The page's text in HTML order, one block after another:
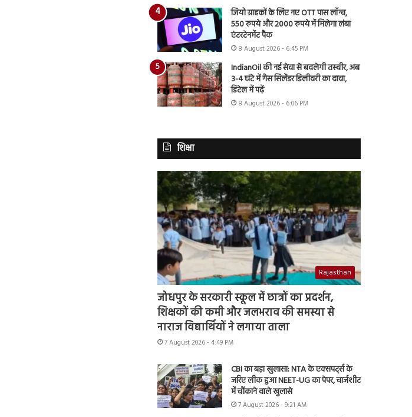
जियो ग्राहकों के लिए नए OTT पास लॉन्च,
550 रुपये और 2000 रुपये में मिलेगा लंबा
एंटरटेनमेंट पैक
8 August 2026 - 6:45 PM
IndianOil की नई सेवा से बदलेगी तस्वीर, अब
3-4 घंटे में गैस सिलेंडर डिलीवरी का दावा,
डिटेल में पढ़ें
8 August 2026 - 6:06 PM
शिक्षा
Rajasthan
जोधपुर के सरकारी स्कूल में छात्रों का प्रदर्शन,
शिक्षकों की कमी और जलभराव की समस्या से
नाराज विद्यार्थियों ने लगाया ताला
7 August 2026 - 4:49 PM
CBI का बड़ा खुलासा: NTA के एक्सपर्ट्स के
जरिए लीक हुआ NEET-UG का पेपर, चार्जशीट
में चौंकाने वाले खुलासे
7 August 2026 - 9:21 AM